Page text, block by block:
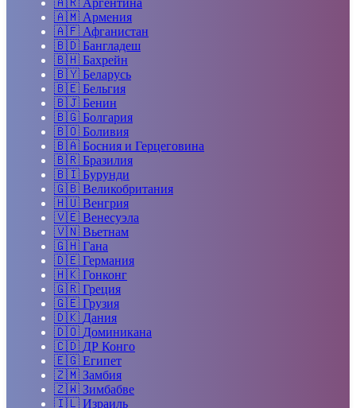
🇦🇲 Армения
🇦🇫 Афганистан
🇧🇩 Бангладеш
🇧🇭 Бахрейн
🇧🇾 Беларусь
🇧🇪 Бельгия
🇧🇯 Бенин
🇧🇬 Болгария
🇧🇴 Боливия
🇧🇦 Босния и Герцеговина
🇧🇷 Бразилия
🇧🇮 Бурунди
🇬🇧 Великобритания
🇭🇺 Венгрия
🇻🇪 Венесуэла
🇻🇳 Вьетнам
🇬🇭 Гана
🇩🇪 Германия
🇭🇰 Гонконг
🇬🇷 Греция
🇬🇪 Грузия
🇩🇰 Дания
🇩🇴 Доминикана
🇨🇩 ДР Конго
🇪🇬 Египет
🇿🇲 Замбия
🇿🇼 Зимбабве
🇮🇱 Израиль